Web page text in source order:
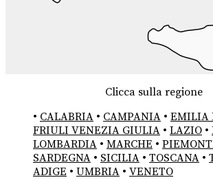
Clicca sulla regione
• CALABRIA • CAMPANIA • EMILIA
FRIULI VENEZIA GIULIA • LAZIO •
LOMBARDIA • MARCHE •
SARDEGNA • SICILIA • TOSCANA •
ADIGE • UMBRIA • VENETO